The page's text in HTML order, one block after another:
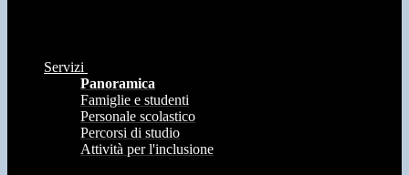
Servizi
Panoramica
Famiglie e studenti
Personale scolastico
Percorsi di studio
Attività per l'inclusione